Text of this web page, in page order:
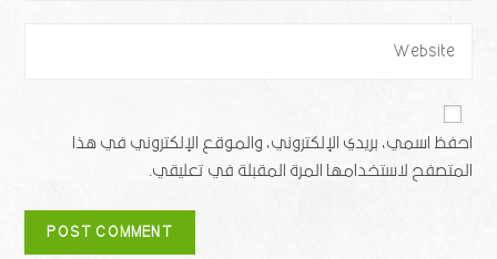
احفظ اسمي، بريدي الإلكتروني، والموقع الإلكتروني في هذا
المتصفح لاستخدامها المرة المقبلة في تعليقي.